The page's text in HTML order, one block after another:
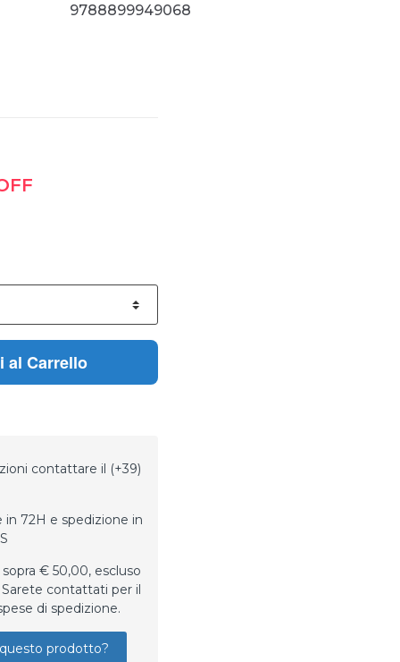
9788899949068
Carrello
contattare il (+39)
72H e spedizione in
€ 50,00, escluso
contattati per il
di spedizione.
prodotto?